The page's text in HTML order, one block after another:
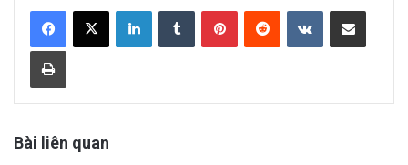
Bài liên quan